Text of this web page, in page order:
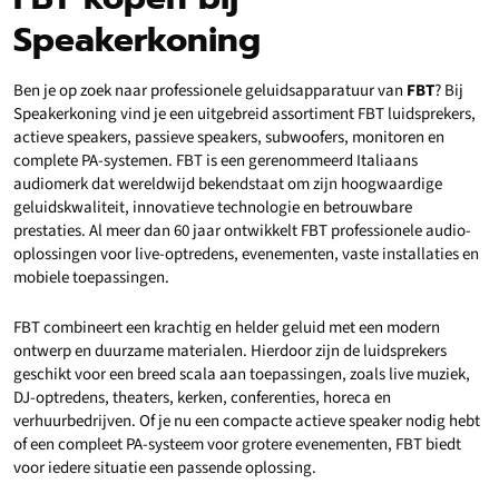
Speakerkoning
Ben je op zoek naar professionele geluidsapparatuur van FBT? Bij
Speakerkoning vind je een uitgebreid assortiment FBT luidsprekers,
actieve speakers, passieve speakers, subwoofers, monitoren en
complete PA-systemen. FBT is een gerenommeerd Italiaans
audiomerk dat wereldwijd bekendstaat om zijn hoogwaardige
geluidskwaliteit, innovatieve technologie en betrouwbare
prestaties. Al meer dan 60 jaar ontwikkelt FBT professionele audio-
oplossingen voor live-optredens, evenementen, vaste installaties en
mobiele toepassingen.
FBT combineert een krachtig en helder geluid met een modern
ontwerp en duurzame materialen. Hierdoor zijn de luidsprekers
geschikt voor een breed scala aan toepassingen, zoals live muziek,
DJ-optredens, theaters, kerken, conferenties, horeca en
verhuurbedrijven. Of je nu een compacte actieve speaker nodig hebt
of een compleet PA-systeem voor grotere evenementen, FBT biedt
voor iedere situatie een passende oplossing.